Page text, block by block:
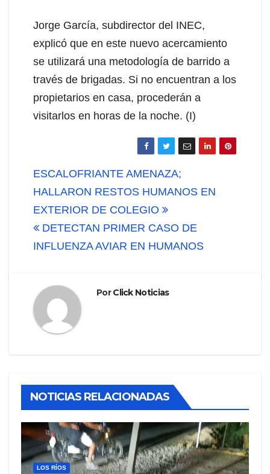
Jorge García, subdirector del INEC,
explicó que en este nuevo acercamiento
se utilizará una metodología de barrido a
través de brigadas. Si no encuentran a los
propietarios en casa, procederán a
visitarlos en horas de la noche. (I)
Navegación
de
entradas
ESCALOFRIANTE AMENAZA;
HALLARON RESTOS HUMANOS EN
EXTERIOR DE COLEGIO
DETECTAN PRIMER CASO DE
INFLUENZA AVIAR EN HUMANOS
PorClick Noticias
NOTICIAS RELACIONADAS
LOS RÍOS